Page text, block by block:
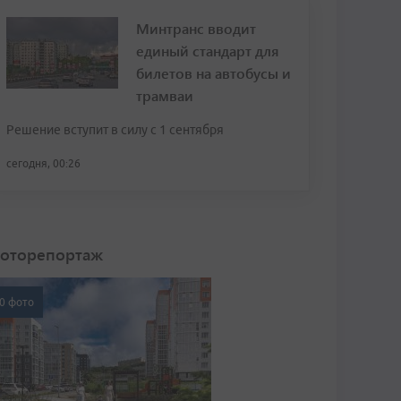
Минтранс вводит
единый стандарт для
билетов на автобусы и
трамваи
Решение вступит в силу с 1 сентября
сегодня, 00:26
фото